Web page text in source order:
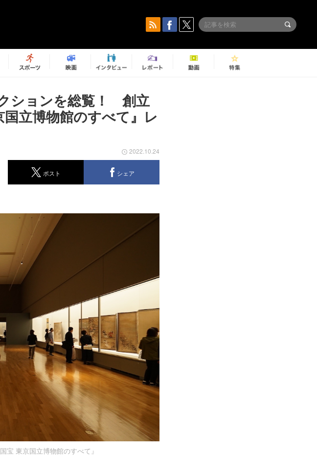
ションを総覧！ 創立
立博物館のすべて』レ
2022.10.24
ポスト シェア
宝 東京国立博物館のすべて』